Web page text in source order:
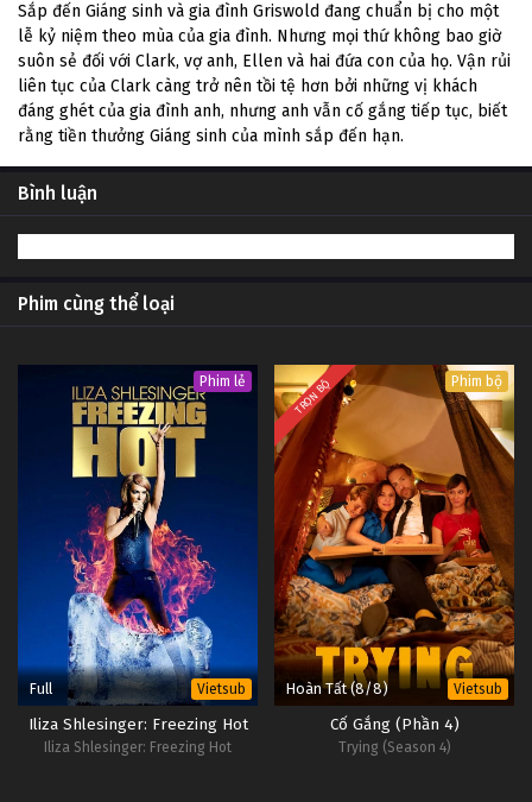
Sắp đến Giáng sinh và gia đình Griswold đang chuẩn bị cho một
lễ kỷ niệm theo mùa của gia đình. Nhưng mọi thứ không bao giờ
suôn sẻ đối với Clark, vợ anh, Ellen và hai đứa con của họ. Vận rủi
liên tục của Clark càng trở nên tồi tệ hơn bởi những vị khách
đáng ghét của gia đình anh, nhưng anh vẫn cố gắng tiếp tục, biết
rằng tiền thưởng Giáng sinh của mình sắp đến hạn.
Bình luận
Phim cùng thể loại
Phim lẻ
Full Vietsub
Iliza Shlesinger: Freezing Hot
Iliza Shlesinger: Freezing Hot
TRỌN BỘ Phim bộ
Hoàn Tất (8/8) Vietsub
Cố Gắng (Phần 4)
Trying (Season 4)